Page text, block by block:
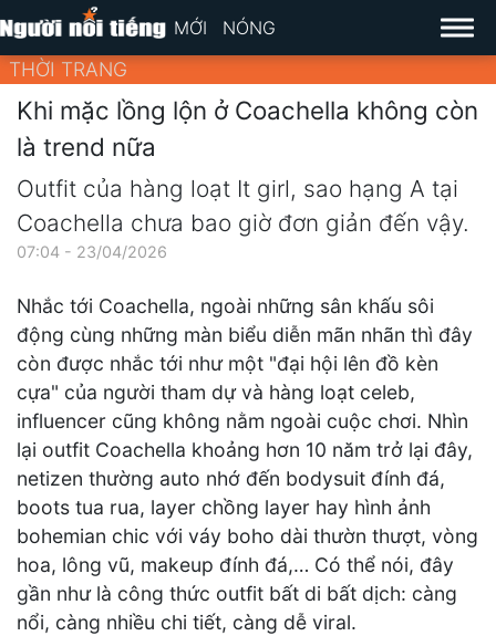
MỚI NÓNG
THỜI TRANG
Khi mặc lồng lộn ở Coachella không còn
là trend nữa
Outfit của hàng loạt It girl, sao hạng A tại
Coachella chưa bao giờ đơn giản đến vậy.
07:04 - 23/04/2026
Nhắc tới Coachella, ngoài những sân khấu sôi
động cùng những màn biểu diễn mãn nhãn thì đây
còn được nhắc tới như một "đại hội lên đồ kèn
cựa" của người tham dự và hàng loạt celeb,
influencer cũng không nằm ngoài cuộc chơi. Nhìn
lại outfit Coachella khoảng hơn 10 năm trở lại đây,
netizen thường auto nhớ đến bodysuit đính đá,
boots tua rua, layer chồng layer hay hình ảnh
bohemian chic với váy boho dài thườn thượt, vòng
hoa, lông vũ, makeup đính đá,… Có thể nói, đây
gần như là công thức outfit bất di bất dịch: càng
nổi, càng nhiều chi tiết, càng dễ viral.